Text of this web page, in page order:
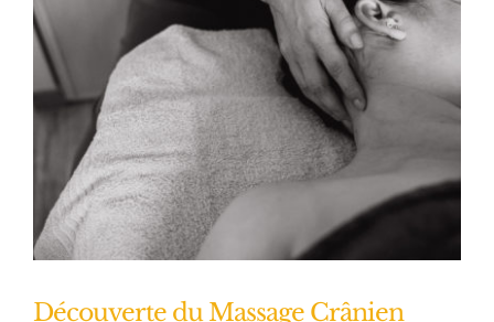
Découverte du Massage Crânien